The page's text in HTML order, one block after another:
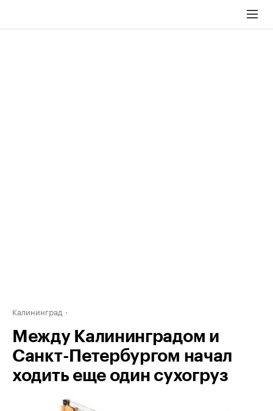
Калининград
Между Калининградом и
Санкт-Петербургом начал
ходить еще один сухогруз